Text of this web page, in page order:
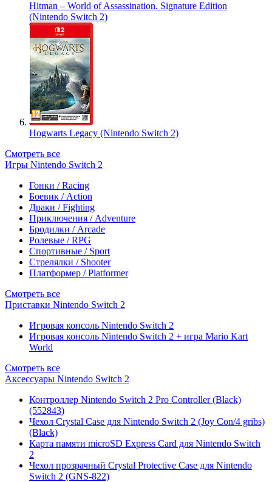
Hitman – World of Assassination. Signature Edition
(Nintendo Switch 2)
Hogwarts Legacy (Nintendo Switch 2)
Смотреть все
Игры Nintendo Switch 2
Гонки / Racing
Боевик / Action
Драки / Fighting
Приключения / Adventure
Бродилки / Arcade
Ролевые / RPG
Спортивные / Sport
Стрелялки / Shooter
Платформер / Platformer
Смотреть все
Приставки Nintendo Switch 2
Игровая консоль Nintendo Switch 2
Игровая консоль Nintendo Switch 2 + игра Mario Kart
World
Смотреть все
Аксессуары Nintendo Switch 2
Контроллер Nintendo Switch 2 Pro Controller (Black)
(552843)
Чехол Сrystal Сase для Nintendo Switch 2 (Joy Con/4 gribs)
(Black)
Карта памяти microSD Express Card для Nintendo Switch
2
Чехол прозрачный Crystal Protective Case для Nintendo
Switch 2 (GNS-822)